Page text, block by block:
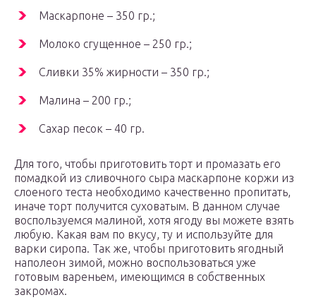
Маскарпоне – 350 гр.;
Молоко сгущенное – 250 гр.;
Сливки 35% жирности – 350 гр.;
Малина – 200 гр.;
Сахар песок – 40 гр.
Для того, чтобы приготовить торт и промазать его
помадкой из сливочного сыра маскарпоне коржи из
слоеного теста необходимо качественно пропитать,
иначе торт получится суховатым. В данном случае
воспользуемся малиной, хотя ягоду вы можете взять
любую. Какая вам по вкусу, ту и используйте для
варки сиропа. Так же, чтобы приготовить ягодный
наполеон зимой, можно воспользоваться уже
готовым вареньем, имеющимся в собственных
закромах.